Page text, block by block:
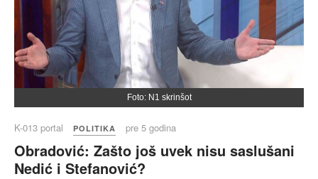
Foto: N1 skrinšot
K-013 portal POLITIKA pre 5 godina
Obradović: Zašto još uvek nisu saslušani
Nedić i Stefanović?